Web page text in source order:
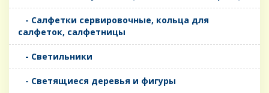
- Салфетки сервировочные, кольца для
салфеток, салфетницы
- Светильники
- Светящиеся деревья и фигуры